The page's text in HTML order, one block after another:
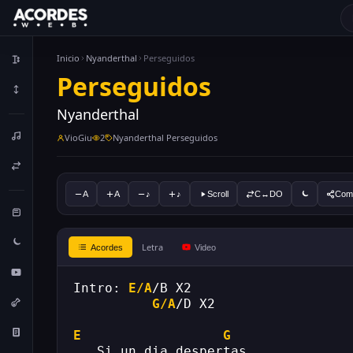
Inicio Nyanderthal Perseguidos
Perseguidos
Nyanderthal
VioGiu 2 Nyanderthal Perseguidos
A A ♪ ♪ Scroll C↔DO
Acordes Letra Video
Intro: E/A/B X2
G/A/D X2
E
G